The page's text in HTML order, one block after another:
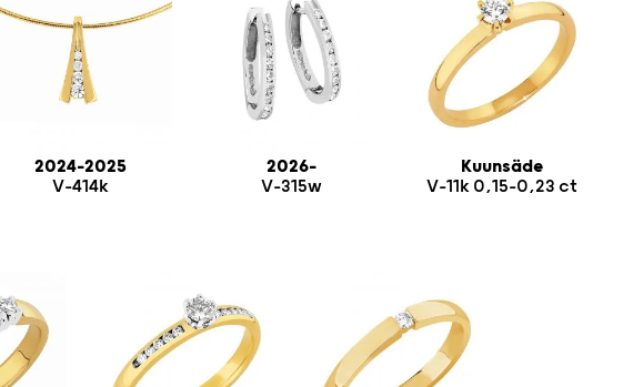
2024-2025
V-414k
2026-
V-315w
Kuunsäde
V-11k 0,15-0,23 ct